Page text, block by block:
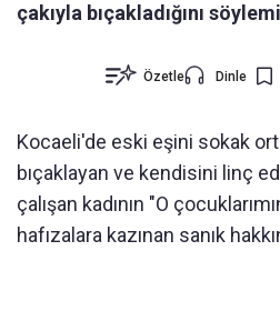
çakıyla bıçakladığını
Özetle Dinle
Kocaeli'de eski eşini sokak
bıçaklayan ve kendisini linç
çalışan kadının "O
hafızalara kazınan sanık